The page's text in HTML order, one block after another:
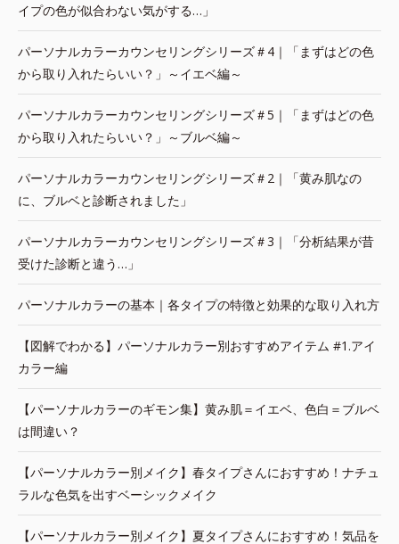
イプの色が似合わない気がする…」
パーソナルカラーカウンセリングシリーズ＃4｜「まずはどの色
から取り入れたらいい？」～イエベ編～
パーソナルカラーカウンセリングシリーズ＃5｜「まずはどの色
から取り入れたらいい？」～ブルベ編～
パーソナルカラーカウンセリングシリーズ＃2｜「黄み肌なの
に、ブルベと診断されました」
パーソナルカラーカウンセリングシリーズ＃3｜「分析結果が昔
受けた診断と違う…」
パーソナルカラーの基本｜各タイプの特徴と効果的な取り入れ方
【図解でわかる】パーソナルカラー別おすすめアイテム #1.アイ
カラー編
【パーソナルカラーのギモン集】黄み肌＝イエベ、色白＝ブルベ
は間違い？
【パーソナルカラー別メイク】春タイプさんにおすすめ！ナチュ
ラルな色気を出すベーシックメイク
【パーソナルカラー別メイク】夏タイプさんにおすすめ！気品を